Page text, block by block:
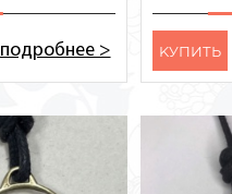
подробнее > KУПИТЬ